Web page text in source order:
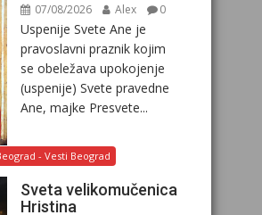
07/08/2026 Alex 0
Uspenije Svete Ane je
pravoslavni praznik kojim
se obeležava upokojenje
(uspenije) Svete pravedne
Ane, majke Presvete...
- Vesti Beograd
Svеta vеlikоmučеnica
Hristina